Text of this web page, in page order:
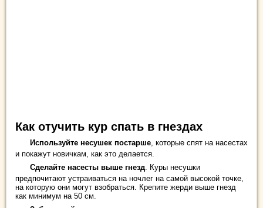
Как отучить кур спать в гнездах
Используйте несушек постарше , которые спят на насестах
и покажут новичкам, как это делается.
Сделайте насесты выше гнезд . Куры несушки
предпочитают устраиваться на ночлег на самой высокой точке,
на которую они могут взобраться. Крепите жерди выше гнезд
как минимум на 50 см.